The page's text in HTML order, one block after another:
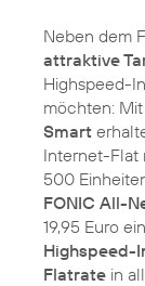
Neben dem
attraktive
Highspeed-
möchten:
Smart
Internet-Flat
500
FONIC All-
19,95 Euro
Highspeed-
Flatrate in